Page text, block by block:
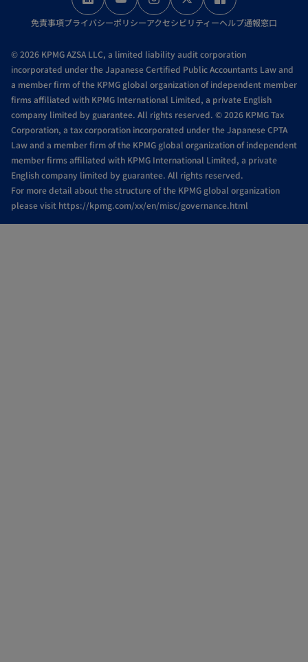
し
い
タ
ブ
で
開
く
し
タ
ブ
で
開
く
し
い
タ
ブ
で
開
く
し
い
タ
ブ
で
開
く
い
タ
ブ
で
開
く
免責事項プライバシーポリシーアクセシビリティーヘルプ通報窓口
© 2026 KPMG AZSA LLC, a limited liability audit corporation
incorporated under the Japanese Certified Public Accountants Law and
a member firm of the KPMG global organization of independent member
firms affiliated with KPMG International Limited, a private English
company limited by guarantee. All rights reserved. © 2026 KPMG Tax
Corporation, a tax corporation incorporated under the Japanese CPTA
Law and a member firm of the KPMG global organization of independent
member firms affiliated with KPMG International Limited, a private
English company limited by guarantee. All rights reserved.
For more detail about the structure of the KPMG global organization
please visit https://kpmg.com/xx/en/misc/governance.html